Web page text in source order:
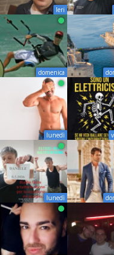
Ieri
domenica
lunedì
lunedì